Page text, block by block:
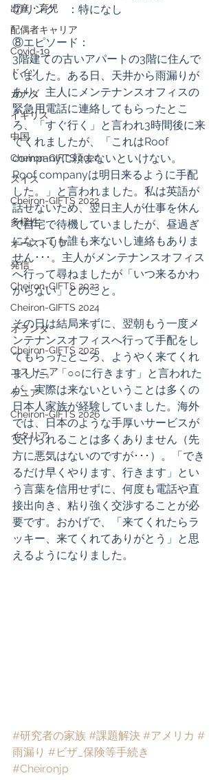
出産・育児
配偶者キャリア
Covid-19
ドイツ
カナダ
イギリス
中国
Cheiron-GIFTS 2020
スイス
Cheiron-GIFTS 2022
多様性
オーストリア
発信
Cheiron-GIFTS 2023
Cheiron-GIFTS 2024
オランダ
Cheiron-GIFTS 2025
エストニア
ケニア
Cheiron-GIFTS 2026
イタリア
⑦リンク　：特になし
⑧エピソード：
3階建ての古いアパートの3階に住んで
いました。ある日、天井から雨漏りが
あり、主人にメンテナンスオフィスの
緊急用電話に連絡してもらったとこ
ろ、「すぐ行く」と言われ3時間後に来
てくれましたが、「これはRoof
companyに頼まないといけない。
Roof companyは明日来るように手配
した。」と言われました。私は英語が
話せないため、翌日主人が仕事を休ん
で自宅で待機していましたが、昼過ぎ
になっても誰も来ないし連絡もありま
せん･･･。主人がメンテナンスオフィス
へ行って尋ねましたが「いつ来るかわ
からない」とのこと。
その日は結局来ずに、翌朝もう一度メ
ンテナンスオフィスへ行って手配をし
てもらったところ、ようやく来てくれ
ました。「○○に行きます」と言われた
が、実際は来ないということは多くの
日本人家族が経験していました。海外
では、日本のような手厚いサービスが
受けられることは多くありません（先
方に悪気はないのですが･･･）。「でき
るだけ早くやります、行きます」とい
う言葉を信用せずに、何度も電話や直
接出向き、粘り強く交渉することが必
要です。おかげで、「来てくれたらラ
ッキー、来てくれてありがとう」と思
えるようになりました。
#研究者の家族 #課題解決 #アメリカ #
雨漏り #ビザ_保険等手続き
#Cheironjp